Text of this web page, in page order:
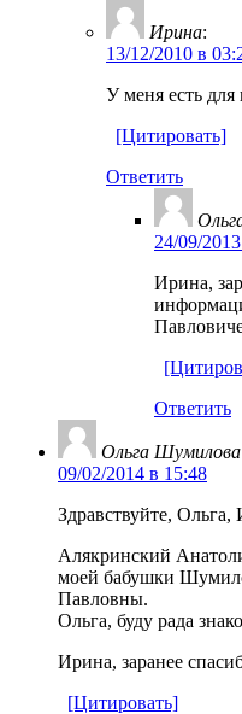
Ирина:
13/12/2010 в
У меня есть
[Цитировать]
Ответить
24/09/
Ирина,
Ответить
Ольга Шумилова
09/02/2014 в 15:48
Здравствуйте, Ольга,
Алякринский
моей бабушки
Павловны.
Ольга, буду рада
Ирина, заранее
[Цитировать]